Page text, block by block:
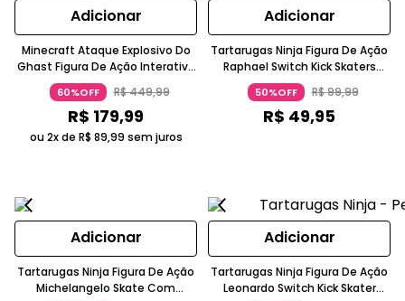
Adicionar
Minecraft Ataque Explosivo Do
Ghast Figura De Ação Interativa
5-7 Anos Com Guerreiro Piglin
Mattel
60%OFF R$449,99
R$ 179,99
ou 2x de R$ 89,99 sem juros
Adicionar
Tartarugas Ninja Figura De Ação
Raphael Switch Kick Skaters
Com Corda 5-7 Anos Candide
50%OFF R$99,99
R$ 49,95
Adicionar
Tartarugas Ninja Figura De Ação
Michelangelo Skate Com
Adicionar
Tartarugas Ninja Figura De Ação
Leonardo Switch Kick Skater